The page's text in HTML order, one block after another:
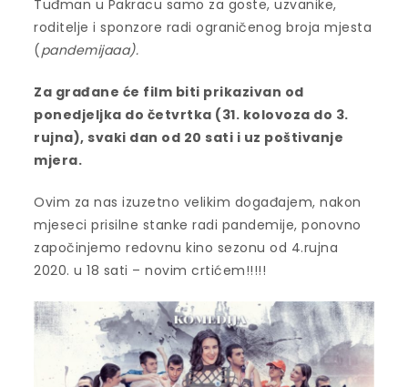
Tuđman u Pakracu samo za goste, uzvanike,
roditelje i sponzore radi ograničenog broja mjesta
(pandemijaaa).
Za građane će film biti prikazivan od
ponedjeljka do četvrtka (31. kolovoza do 3.
rujna), svaki dan od 20 sati i uz poštivanje
mjera.
Ovim za nas izuzetno velikim događajem, nakon
mjeseci prisilne stanke radi pandemije, ponovno
započinjemo redovnu kino sezonu od 4.rujna
2020. u 18 sati – novim crtićem!!!!!